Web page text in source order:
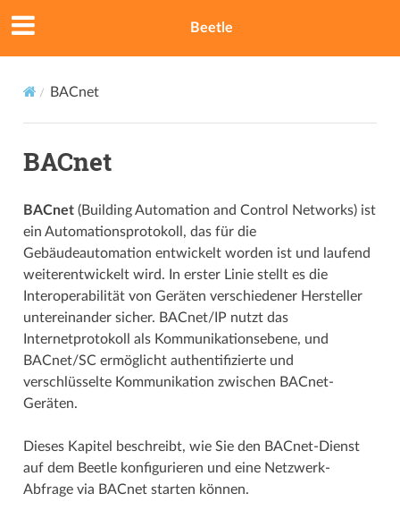
Beetle
BACnet
BACnet
BACnet(Building Automation and Control Networks) ist
ein Automationsprotokoll, das für die
Gebäudeautomation entwickelt worden ist und laufend
weiterentwickelt wird. In erster Linie stellt es die
Interoperabilität von Geräten verschiedener Hersteller
untereinander sicher. BACnet/IP nutzt das
Internetprotokoll als Kommunikationsebene, und
BACnet/SC ermöglicht authentifizierte und
verschlüsselte Kommunikation zwischen BACnet-
Geräten.
Dieses Kapitel beschreibt, wie Sie den BACnet-Dienst
auf dem Beetle konfigurieren und eine Netzwerk-
Abfrage via BACnet starten können.